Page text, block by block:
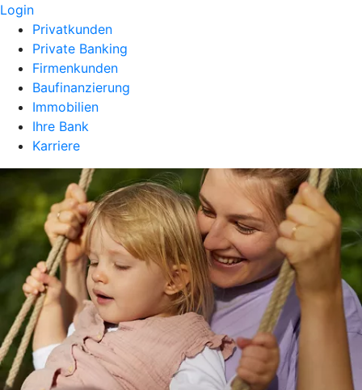
Login
Privatkunden
Private Banking
Firmenkunden
Baufinanzierung
Immobilien
Ihre Bank
Karriere